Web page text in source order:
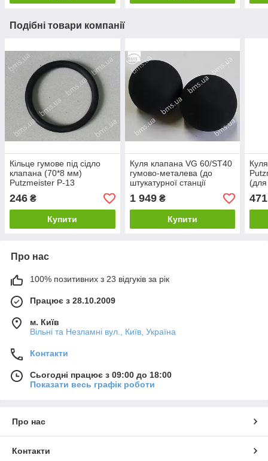
Подібні товари компанії
Кільце гумове під сідло
клапана (70*8 мм)
Putzmeister Р-13
246 ₴
Купити
Куля клапана VG 60/ST40
гумово-металева (до
штукатурної станції
Putzmeister Р-13)
1 949₴
Купити
(для
471
Про нас
100% позитивних з 23 відгуків за рік
Працює з 28.10.2009
м. Київ
Вільні та Незламні вул., Київ, Україна
Контакти
Сьогодні працює з 09:00 до 18:00
Показати весь графік роботи
Про нас
Контакти